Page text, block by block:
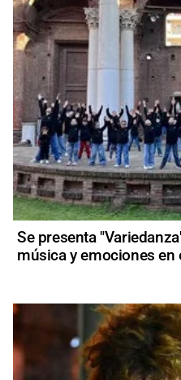
Se presenta
música y emociones en